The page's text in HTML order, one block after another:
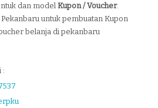
dan model Kupon / Voucher.
untuk pembuatan Kupon
belanja di pekanbaru
: